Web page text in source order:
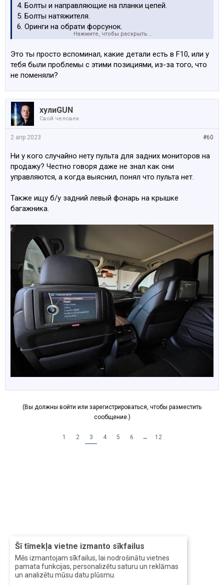
Šī tīmekļa vietne izmanto sīkfailus
Mēs izmantojam sīkfailus, lai nodrošinātu vietnes
pamata funkcijas, personalizētu saturu un reklāmas
un analizētu mūsu datu plūsmu.
4. Болты и направляющие на планки цепей.
5. Болты натяжителя.
6. Оринги на обрати форсунок.
7. Оринг на заливную горловину масла.
9. Прокладки впускного коллектора
Если ещё что вспомню - допишу.
Нажмите, чтобы раскрыть...
Это ты просто вспоминал, какие детали есть в F10, или у
тебя были проблемы с этими позициями, из-за того, что
не поменяли?
хулиGUN
Свой человек
#60
2 апр 2023
Ни у кого случайно нету пульта для задних мониторов на
продажу? Честно говоря даже не знал как они
управляются, а когда выяснил, понял что пульта нет.
Также ищу б/у задний левый фонарь на крышке
багажника.
(Вы должны войти или зарегистрироваться, чтобы разместить
сообщение.)
1 2 3 4 5 6 → 12